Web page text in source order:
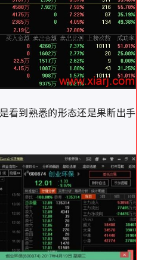
看到熟悉的形态还是果断出手